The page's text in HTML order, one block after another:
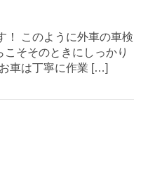
！ このように外車の車検
そそのときにしっかり
車は丁寧に作業 […]